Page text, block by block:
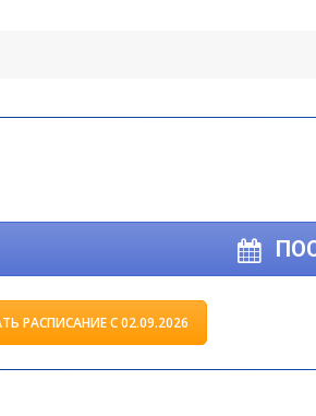
РАСПИСАНИЕ С 02.09.2026